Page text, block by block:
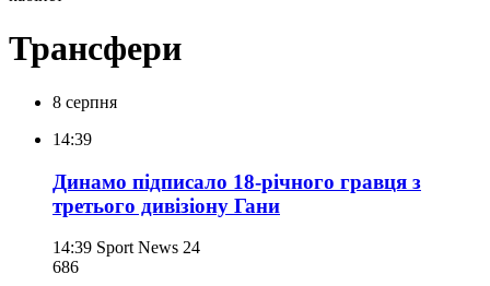
Трансфери
8 серпня
14:39
Динамо підписало 18-річного гравця з
третього дивізіону Гани
14:39 Sport News 24
686